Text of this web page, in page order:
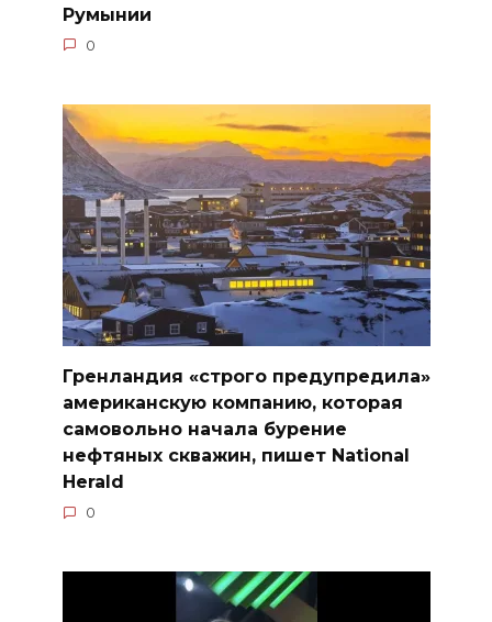
Румынии
0
Гренландия «строго предупредила»
американскую компанию, которая
самовольно начала бурение
нефтяных скважин, пишет National
Herald
0